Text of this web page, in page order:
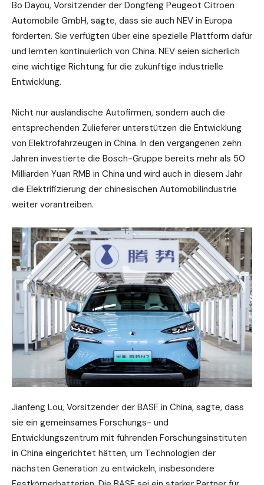
Bo Dayou, Vorsitzender der Dongfeng Peugeot Citroen
Automobile GmbH, sagte, dass sie auch NEV in Europa
förderten. Sie verfügten über eine spezielle Plattform dafür
und lernten kontinuierlich von China. NEV seien sicherlich
eine wichtige Richtung für die zukünftige industrielle
Entwicklung.
Nicht nur ausländische Autofirmen, sondern auch die
entsprechenden Zulieferer unterstützen die Entwicklung
von Elektrofahrzeugen in China. In den vergangenen zehn
Jahren investierte die Bosch-Gruppe bereits mehr als 50
Milliarden Yuan RMB in China und wird auch in diesem Jahr
die Elektrifizierung der chinesischen Automobilindustrie
weiter vorantreiben.
Jianfeng Lou, Vorsitzender der BASF in China, sagte, dass
sie ein gemeinsames Forschungs- und
Entwicklungszentrum mit führenden Forschungsinstituten
in China eingerichtet hätten, um Technologien der
nächsten Generation zu entwickeln, insbesondere